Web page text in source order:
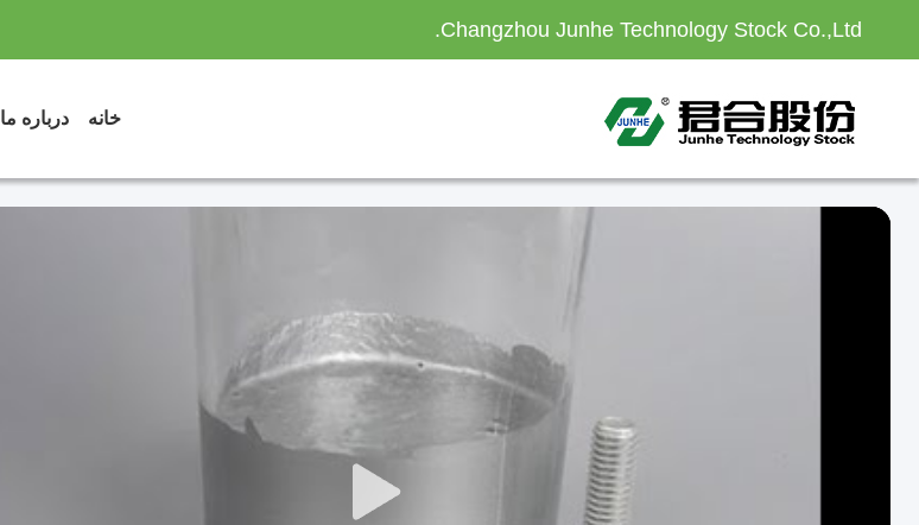
Changzhou Junhe Technology Stock Co.,Ltd.
خانه درباره ما